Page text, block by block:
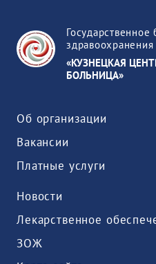
здравоохранения
«КУЗНЕЦКАЯ
БОЛЬНИЦА»
Об организации
Вакансии
Платные услуги
Новости
Лекарственное
ЗОЖ